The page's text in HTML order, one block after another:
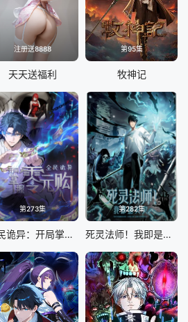
注册送8888
天天送福利
第95集
牧神记
第273集
全民诡异：开局掌握零元购
第282集
死灵法师！我即是天灾